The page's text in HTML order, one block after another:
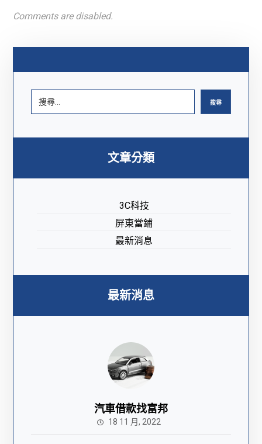
Comments are disabled.
搜尋
文章分類
3C科技
屏東當鋪
最新消息
最新消息
汽車借款找富邦
18 11 月, 2022